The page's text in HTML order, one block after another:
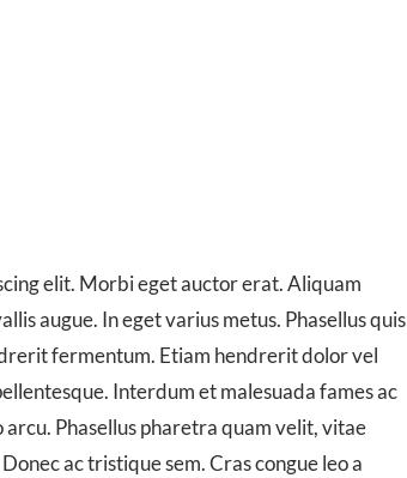
elit. Morbi eget auctor erat. Aliquam
augue. In eget varius metus. Phasellus quis
fermentum. Etiam hendrerit dolor vel
Interdum et malesuada fames ac
arcu. Phasellus pharetra quam velit, vitae
ac tristique sem. Cras congue leo a